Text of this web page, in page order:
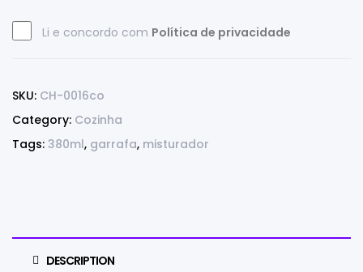
Li e concordo com Política de privacidade
SKU: CH-0016co
Category: Cozinha
Tags: 380ml, garrafa, misturador
DESCRIPTION